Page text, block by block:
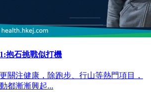
抱石挑戰似打機
關注健康，除跑步、行山等熱門項目，
都漸漸興起...